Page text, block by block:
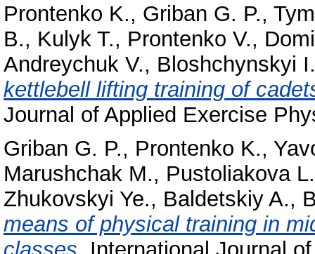
Prontenko K., Griban G. P.,
B., Kulyk T., Prontenko V.,
Andreychuk V., Bloshchynskyi I.
kettlebell lifting training of
Journal of Applied Exercise
Griban G. P., Prontenko K.,
Marushchak M., Pustoliakova L.
Zhukovskyi Ye., Baldetskiy A.,
means of physical training in